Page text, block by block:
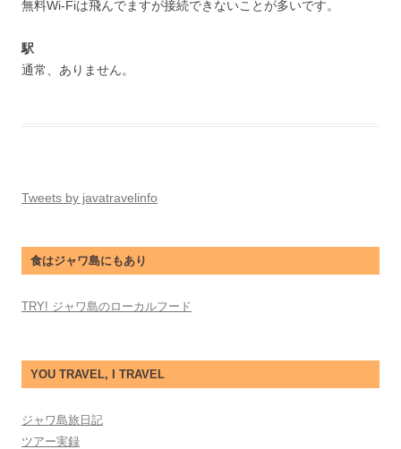
無料Wi-Fiは飛んでますが接続できないことが多いです。
駅
通常、ありません。
Tweets by javatravelinfo
食はジャワ島にもあり
TRY! ジャワ島のローカルフード
YOU TRAVEL, I TRAVEL
ジャワ島旅日記
ツアー実録